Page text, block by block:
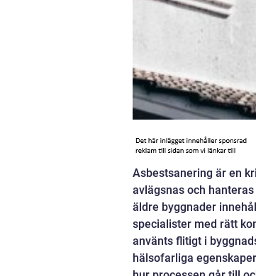
Asbestsanering är en
avlägsnas och
äldre byggnader
specialister med rätt
använts flitigt i
hälsofarliga